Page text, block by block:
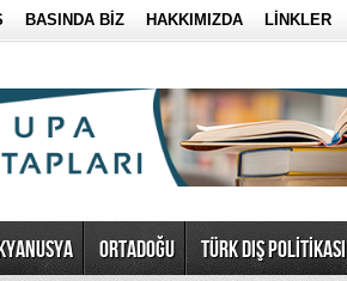
BASINDA BİZ HAKKIMIZDA LİNKLER
ORTADOĞU TÜRK DIŞ POLİTİKASI